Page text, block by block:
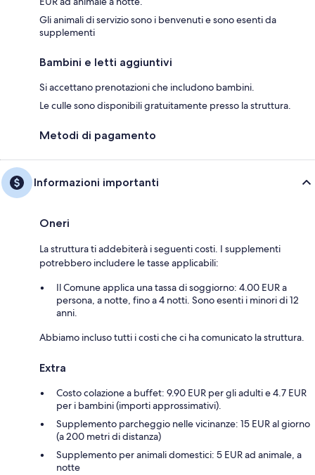
Gli animali di servizio sono i benvenuti e sono esenti da
supplementi
Bambini e letti aggiuntivi
Si accettano prenotazioni che includono bambini.
Le culle sono disponibili gratuitamente presso la struttura.
Metodi di pagamento
Informazioni importanti
Oneri
La struttura ti addebiterà i seguenti costi. I supplementi
potrebbero includere le tasse applicabili:
Il Comune applica una tassa di soggiorno: 4.00 EUR a
persona, a notte, fino a 4 notti. Sono esenti i minori di 12
anni.
Abbiamo incluso tutti i costi che ci ha comunicato la struttura.
Extra
Costo colazione a buffet: 9.90 EUR per gli adulti e 4.7 EUR
per i bambini (importi approssimativi).
Supplemento parcheggio nelle vicinanze: 15 EUR al giorno
(a 200 metri di distanza)
Supplemento per animali domestici: 5 EUR ad animale, a
notte